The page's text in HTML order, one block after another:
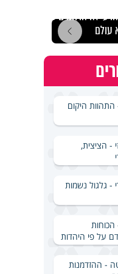
זה הרחמים של
עולם
התהוות היקום
- הציצית,
- גלגול נשמות
הכוחות
על פי היהדות
- ההזדמנות